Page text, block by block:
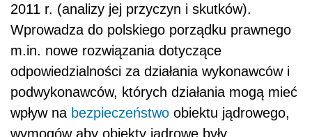
2011 r. (analizy jej przyczyn i skutków).
Wprowadza do polskiego porządku prawnego
m.in. nowe rozwiązania dotyczące
odpowiedzialności za działania wykonawców i
podwykonawców, których działania mogą mieć
wpływ na bezpieczeństwo obiektu jądrowego,
wymogów aby obiekty jądrowe były